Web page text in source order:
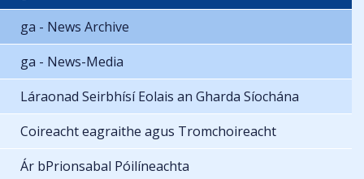
ga - News Archive
ga - News-Media
Láraonad Seirbhísí Eolais an Gharda Síochána
Coireacht eagraithe agus Tromchoireacht
Ár bPrionsabal Póilíneachta